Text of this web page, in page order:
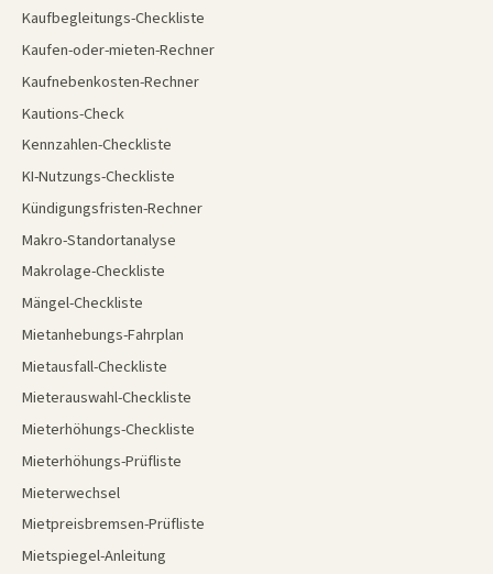
Kaufbegleitungs-Checkliste
Kaufen-oder-mieten-Rechner
Kaufnebenkosten-Rechner
Kautions-Check
Kennzahlen-Checkliste
KI-Nutzungs-Checkliste
Kündigungsfristen-Rechner
Makro-Standortanalyse
Makrolage-Checkliste
Mängel-Checkliste
Mietanhebungs-Fahrplan
Mietausfall-Checkliste
Mieterauswahl-Checkliste
Mieterhöhungs-Checkliste
Mieterhöhungs-Prüfliste
Mieterwechsel
Mietpreisbremsen-Prüfliste
Mietspiegel-Anleitung